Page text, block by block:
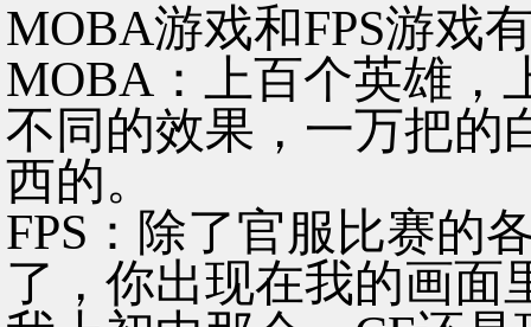
MOBA游戏和FPS游戏
MOBA：上百个英雄，
不同的效果，一万把的
西的。
FPS：除了官服比赛的
了，你出现在我的画面